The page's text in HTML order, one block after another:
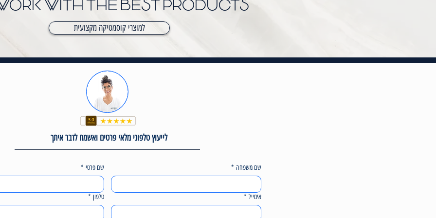
WITH THE BEST PRODUCTS
למוצרי קוסמטיקה מקצועית
לייעוץ טלפוני מלאי פרטים ואשמח לדבר איתך
שם משפחה * שם פרטי *
אימייל * טלפון *